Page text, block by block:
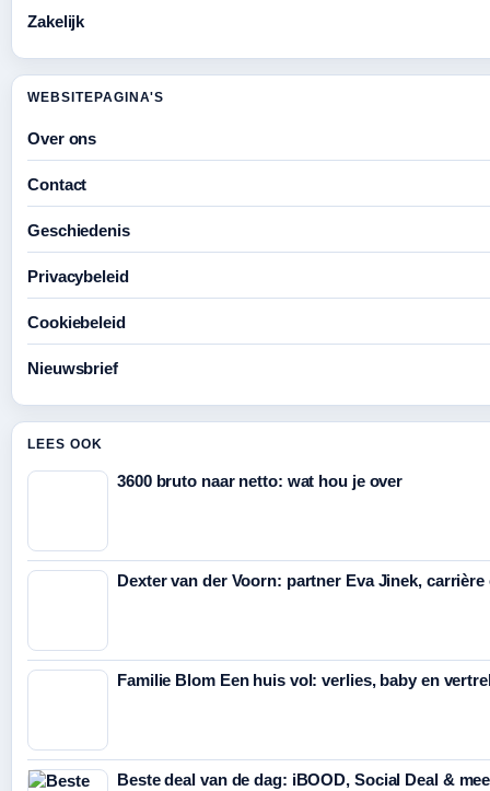
Zakelijk
WEBSITEPAGINA'S
Over ons
Contact
Geschiedenis
Privacybeleid
Cookiebeleid
Nieuwsbrief
LEES OOK
3600 bruto naar netto: wat hou je over
Dexter van der Voorn: partner Eva Jinek, carrière
Familie Blom Een huis vol: verlies, baby en
Beste deal van de dag: iBOOD, Social Deal &